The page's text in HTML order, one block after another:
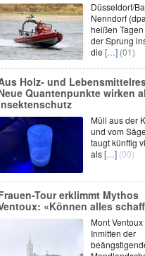
Düsseldorf/
Nenndorf
heißen
der Sprung
die […] (01)
Holz- und
Quantenpunkte wirken
Müll aus der
und vom
taugt künftig
als[…] (00)
Tour erklimmt Mythos
«Können alles
Mont
Inmitten der